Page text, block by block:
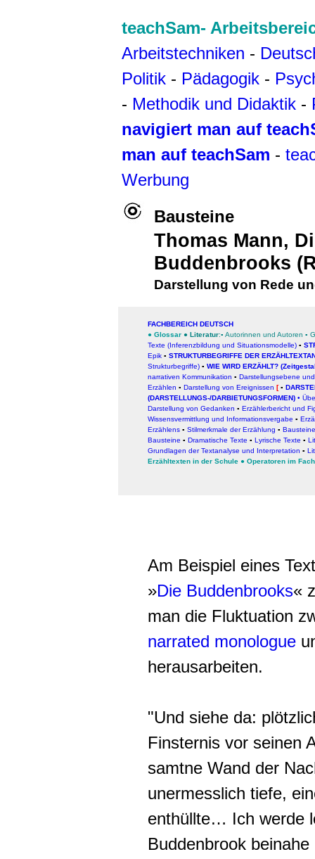
teachSam-
Arbeitstechniken -
Politik - Pädagogik -
- Methodik und Didaktik -
navigiert man auf
man auf teachSam -
Werbung
Bausteine
Thomas Mann,
Buddenbrooks
Darstellung von Rede
FACHBEREICH DEUTSCH
● Glossar ● Literatur:▪ Autorinnen und Autoren ▪
Texte (Inferenzbildung und Situationsmodelle) ▪
Epik ▪ STRUKTURBEGRIFFE DER
Strukturbegriffe) ▪ WIE WIRD ERZÄHLT?
narrativen Kommunikation ▪ Darstellungsebene
Erzählen ▪ Darstellung von Ereignissen [ ▪
(DARSTELLUNGS-/DARBIETUNGSFORMEN) •
Darstellung von Gedanken ▪ Erzählerbericht und
Wissensvermittlung und Informationsvergabe ▪
Erzählens ▪ Stilmerkmale der Erzählung ▪ Bausteine
Bausteine ▪ Dramatische Texte ▪ Lyrische Texte ▪
Grundlagen der Textanalyse und Interpretation ▪
Erzähltexten in der Schule ● Operatoren im
Am Beispiel eines
»Die Buddenbrooks«
man die Fluktuation
narrated monologue
herausarbeiten.
"Und siehe da:
Finsternis vor seinen
samtne Wand der
unermesslich tiefe,
enthüllte… Ich werde
Buddenbrook